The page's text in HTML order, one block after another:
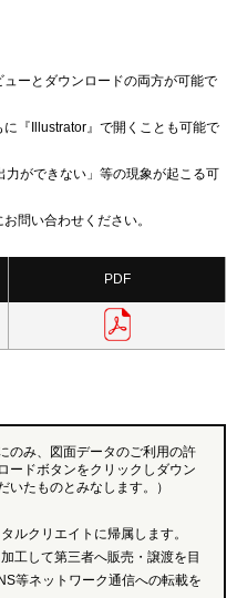
ューとダウンロードの両方が可能で
に『Illustrator』で開くことも可能で
ができない」等の現象が起こる可
問い合わせください。
PDF
のみ、図面データのご利用の許
ードボタンをクリックしダウン
いたものとみなします。）
ルクリエイトに帰属します。
工して第三者へ販売・譲渡を目
等ネットワーク通信への転載を